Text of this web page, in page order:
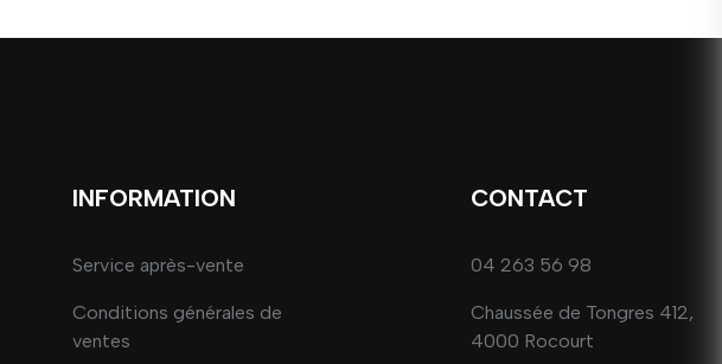
INFORMATION
Service après-vente
Conditions générales de
ventes
CONTACT
04 263 56 98
Chaussée de Tongres 412,
4000 Rocourt